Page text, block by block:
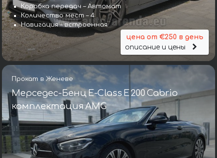
Коробка передач – Автомат
Количество мест – 4
Навигация – встроенная
цена от €250 в день
описание и цены
Прокат в Женеве
Мерседес-Бенц E-Class E 200 Cabrio
комплектация AMG